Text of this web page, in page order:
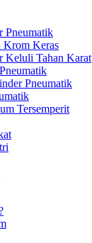
Pneumatik
Krom Keras
Keluli Tahan Karat
Pneumatik
Tersemperit